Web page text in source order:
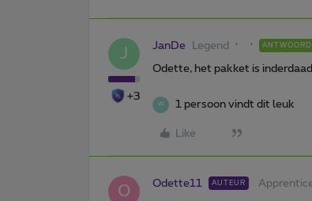
J
+3
JanDe Legend ANTWOORD
Odette, het pakket is
W 1 persoon vindt dit leuk
Like
O Odette11 AUTEUR